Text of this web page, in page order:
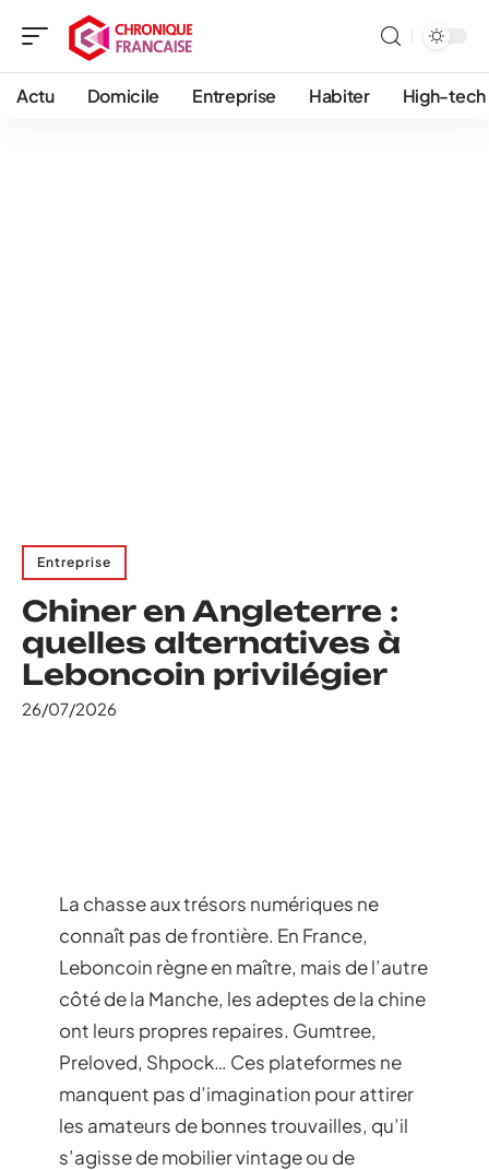
Actu Domicile Entreprise Habiter High-tech
Entreprise
Chiner en Angleterre :
quelles alternatives à
Leboncoin privilégier
26/07/2026
La chasse aux trésors numériques ne
connaît pas de frontière. En France,
Leboncoin règne en maître, mais de l’autre
côté de la Manche, les adeptes de la chine
ont leurs propres repaires. Gumtree,
Preloved, Shpock… Ces plateformes ne
manquent pas d’imagination pour attirer
les amateurs de bonnes trouvailles, qu’il
s’agisse de mobilier vintage ou de